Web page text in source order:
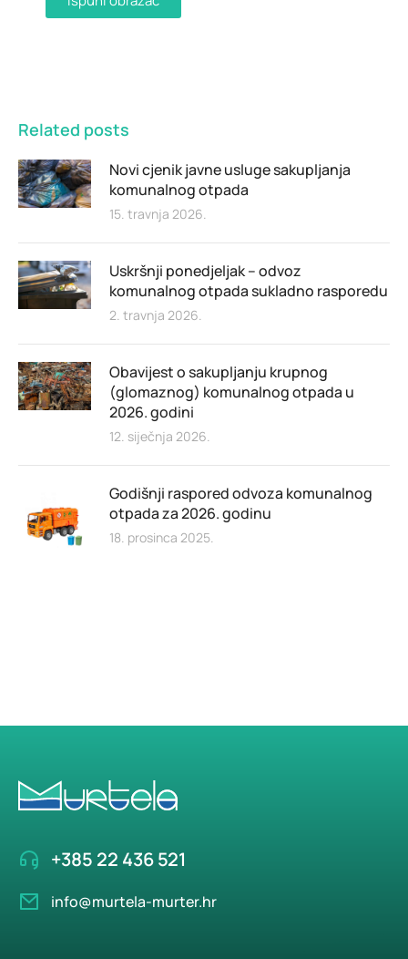
Related posts
Novi cjenik javne usluge sakupljanja
komunalnog otpada
15. travnja 2026.
Uskršnji ponedjeljak – odvoz
komunalnog otpada sukladno rasporedu
2. travnja 2026.
Obavijest o sakupljanju krupnog
(glomaznog) komunalnog otpada u
2026. godini
12. siječnja 2026.
Godišnji raspored odvoza komunalnog
otpada za 2026. godinu
18. prosinca 2025.
+385 22 436 521
info@murtela-murter.hr